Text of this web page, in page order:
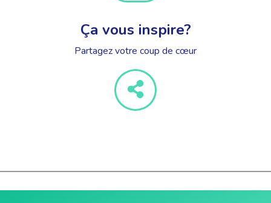
Ça vous inspire?
Partagez votre coup de cœur